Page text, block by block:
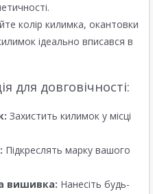
колір килимка, окантовки
ідеально вписався в
для довговічності:
Захистить килимок у місці
Підкреслять марку вашого
вишивка: Нанесіть будь-